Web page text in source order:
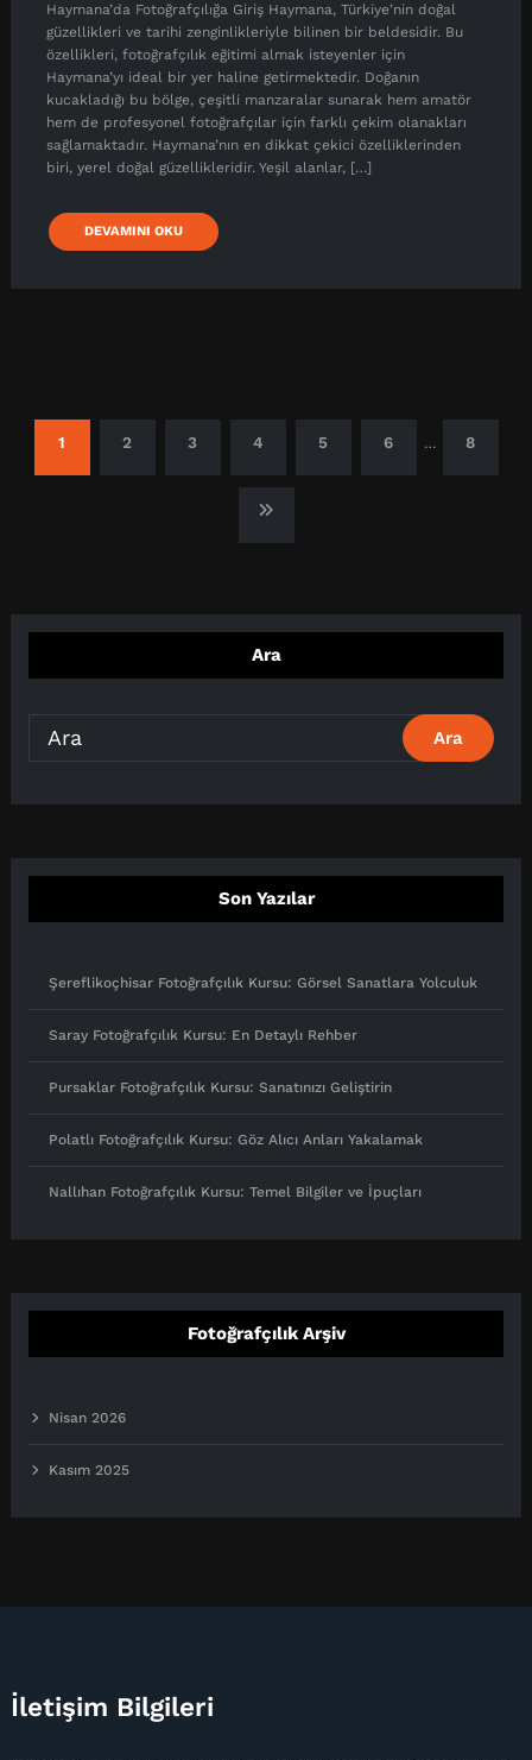
Haymana’da Fotoğrafçılığa Giriş Haymana, Türkiye’nin doğal
güzellikleri ve tarihi zenginlikleriyle bilinen bir beldesidir. Bu
özellikleri, fotoğrafçılık eğitimi almak isteyenler için
Haymana’yı ideal bir yer haline getirmektedir. Doğanın
kucakladığı bu bölge, çeşitli manzaralar sunarak hem amatör
hem de profesyonel fotoğrafçılar için farklı çekim olanakları
sağlamaktadır. Haymana’nın en dikkat çekici özelliklerinden
biri, yerel doğal güzellikleridir. Yeşil alanlar, […]
DEVAMINI OKU
Yazı
sayfalandırması
1 2 3 4 5 6 … 8
Ara
Son Yazılar
Şereflikoçhisar Fotoğrafçılık Kursu: Görsel Sanatlara Yolculuk
Saray Fotoğrafçılık Kursu: En Detaylı Rehber
Pursaklar Fotoğrafçılık Kursu: Sanatınızı Geliştirin
Polatlı Fotoğrafçılık Kursu: Göz Alıcı Anları Yakalamak
Nallıhan Fotoğrafçılık Kursu: Temel Bilgiler ve İpuçları
Fotoğrafçılık Arşiv
Nisan 2026
Kasım 2025
İletişim Bilgileri